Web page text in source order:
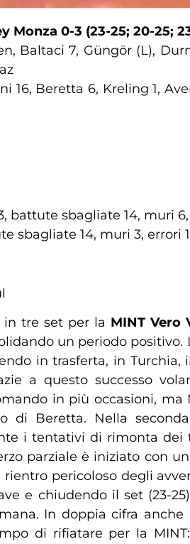
Monza 0-3 (23-25; 20-25;
Baltaci 7, Güngör (L),
16, Beretta 6, Kreling 1,
battute sbagliate 14, muri 6,
sbagliate 14, muri 3, errori
tre set per la MINT Vero
un periodo
in trasferta, in Turchia, il
a questo successo
in più occasioni,
di Beretta. Nella
i tentativi di rimonta
parziale è iniziato con
pericoloso degli
e chiudendo il set (23-25)
In doppia cifra
di rifiatare per la